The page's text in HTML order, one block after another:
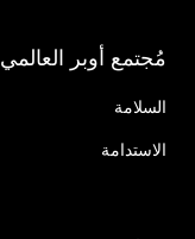
مُجتمع أوبر العالمي
السلامة
الاستدامة